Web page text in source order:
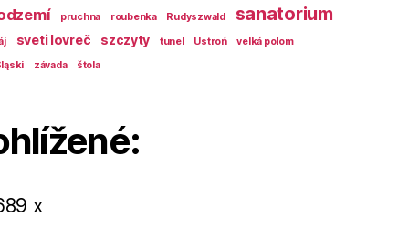
pruchna roubenka Rudyszwałd sanatorium
sveti lovreč szczyty tunel Ustroń
velká polom
závada štola
x